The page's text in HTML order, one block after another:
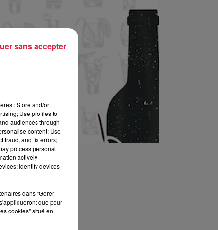
Store and/or
Use profiles to
audiences through
content; Use
fraud, and fix errors;
process personal
actively
Identify devices
dans "Gérer
que pour
cookies" situé en
sans accepter